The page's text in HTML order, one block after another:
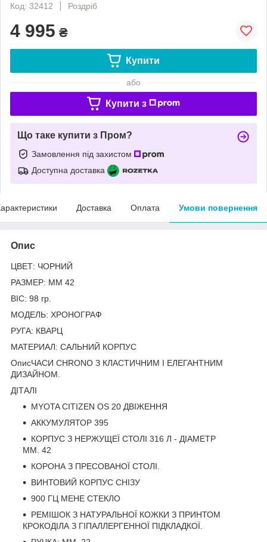
Код: 32412
Роздріб
4 995 ₴
Купити
або
Купити з
Що таке купити з Пром?
Замовлення під захистом
Доступна доставка
Доставка Оплата Умови повернення
Опис
ЦВЕТ: ЧОРНИЙ
РАЗМЕР: ММ 42
ВІС: 98 гр.
МОДЕЛЬ: ХРОНОГРАФ
РУГА: КВАРЦ
МАТЕРИАЛ: САЛЬНИЙ КОРПУС
ОписЧАСИ CHRONO З КЛАСТИЧНИМ І ЕЛЕГАНТНИМ
ДИЗАЙНОМ.
ДІТАЛІ
MYOTA CITIZEN OS 20 ДВІЖЕННЯ
АККУМУЛЯТОР 395
КОРПУС З НЕРЖУЩЕЇ СТОЛІ 316 Л - ДІАМЕТР
ММ. 42
КОРОНА З ПРЕСОВАНОЇ СТОЛІ.
ВИНТОВИЙ КОРПУС СНІЗУ
900 ГЦ МЕНЕ СТЕКЛО
РЕМІШОК З НАТУРАЛЬНОЇ КОЖКИ З ПРИНТОМ
КРОКОДІЛА З ГІПАЛЛЕРГЕННОЇ ПІДКЛАДКОЇ.